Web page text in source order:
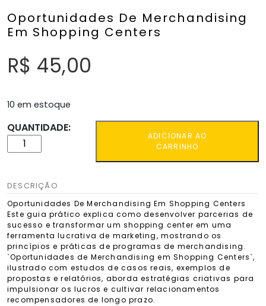
Oportunidades De Merchandising
Em Shopping Centers
R$ 45,00
10 em estoque
QUANTIDADE:
ADICIONAR AO
CARRINHO
DESCRIÇÃO
Oportunidades De Merchandising Em Shopping Centers
Este guia prático explica como desenvolver parcerias de
sucesso e transformar um shopping center em uma
ferramenta lucrativa de marketing, mostrando os
princípios e práticas de programas de merchandising.
`Oportunidades de Merchandising em Shopping Centers`,
ilustrado com estudos de casos reais, exemplos de
propostas e relatórios, aborda estratégias criativas para
impulsionar os lucros e cultivar relacionamentos
recompensadores de longo prazo.